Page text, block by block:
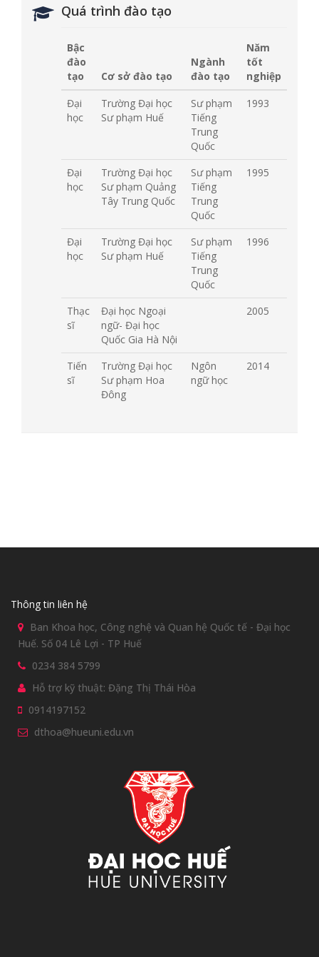
Quá trình đào tạo
Bậc
đào
tạo
Cơ sở đào tạo
Ngành
đào tạo
Năm
tốt
nghiệp
Đại
học
Trường Đại học
Sư phạm Huế
Sư phạm
Tiếng
Trung
Quốc
1993
Đại
học
Trường Đại học
Sư phạm Quảng
Tây Trung Quốc
Sư phạm
Tiếng
Trung
Quốc
1995
Đại
học
Trường Đại học
Sư phạm Huế
Sư phạm
Tiếng
Trung
Quốc
1996
Thạc
sĩ
Đại học Ngoại
ngữ- Đại học
Quốc Gia Hà Nội
2005
Tiến
sĩ
Trường Đại học
Sư phạm Hoa
Đông
Ngôn
ngữ học
2014
Thông tin liên hệ
Ban Khoa học, Công nghệ và Quan hệ Quốc tế - Đại học
Huế. Số 04 Lê Lợi - TP Huế
0234 384 5799
Hỗ trợ kỹ thuật: Đặng Thị Thái Hòa
0914197152
dthoa@hueuni.edu.vn